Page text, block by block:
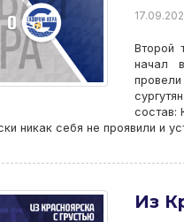
Второй
начал
состав:
никак себя не проявили и
Из